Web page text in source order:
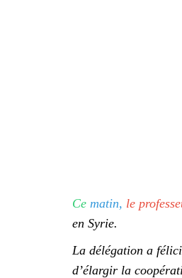
Ce matin, le
en Syrie.
La délégation a
d’élargir la